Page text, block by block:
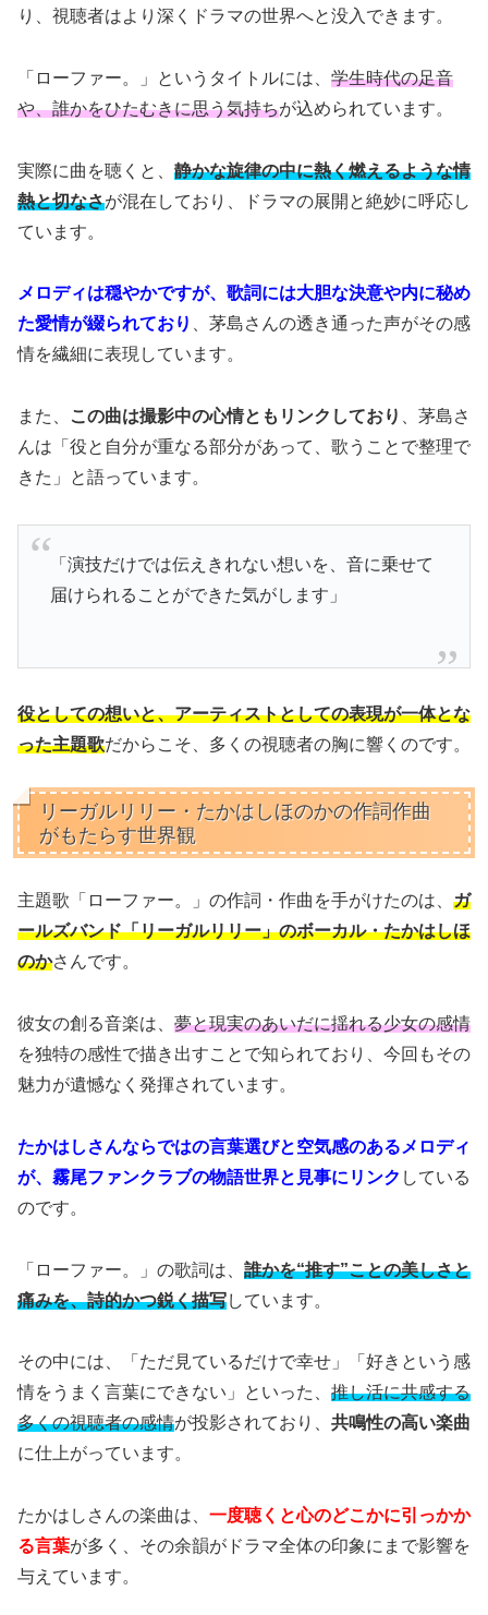
り、視聴者はより深くドラマの世界へと没入できます。
「ローファー。」というタイトルには、 学生時代の足音
や、誰かをひたむきに思う気持ちが込められています。
実際に曲を聴くと、 静かな旋律の中に熱く燃えるような情
熱と切なさが混在しており、ドラマの展開と絶妙に呼応し
ています。
メロディは穏やかですが、歌詞には大胆な決意や内に秘め
た愛情が綴られており
、茅島さんの透き通った声がその感
情を繊細に表現しています。
また、 この曲は撮影中の心情ともリンクしており
、茅島さ
んは「役と自分が重なる部分があって、歌うことで整理で
きた」と語っています。
「演技だけでは伝えきれない想いを、音に乗せて
届けられることができた気がします」
役としての想いと、アーティストとしての表現が一体とな
った主題歌だからこそ、多くの視聴者の胸に響くのです。
リーガルリリー・たかはしほのかの作詞作曲
がもたらす世界観
主題歌「ローファー。」の作詞・作曲を手がけたのは、 ガ
ールズバンド「リーガルリリー」のボーカル・たかはしほ
のかさんです。
彼女の創る音楽は、 夢と現実のあいだに揺れる少女の感情
を独特の感性で描き出すことで知られており、今回もその
魅力が遺憾なく発揮されています。
たかはしさんならではの言葉選びと空気感のあるメロディ
が、霧尾ファンクラブの物語世界と見事にリンク している
のです。
「ローファー。」の歌詞は、 誰かを“推す”ことの美しさと
痛みを、詩的かつ鋭く描写しています。
その中には、「ただ見ているだけで幸せ」「好きという感
情をうまく言葉にできない」といった、 推し活に共感する
多くの視聴者の感情が投影されており、 共鳴性の高い楽曲
に仕上がっています。
たかはしさんの楽曲は、 一度聴くと心のどこかに引っかか
る言葉が多く、その余韻がドラマ全体の印象にまで影響を
与えています。